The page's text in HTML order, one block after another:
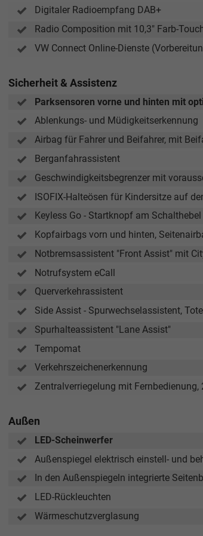
Digitaler Radioempfang DAB+
Radio Composition mit 10,3" Farb-
VW Connect Online-Dienste
Sicherheit & Assistenz
Parksensoren vorne und hinten mit
Ablenkungs- und Müdigkeitserkennung
Airbag für Fahrer und Beifahrer, mit
Berganfahrassistent
Geschwindigkeitsbegrenzer mit
ISOFIX-Halteösen für Kindersitze auf
Keyless Go - Startknopf am Schalthebel
Kopfairbags vorn und hinten,
Notbremsassistent "Front Assist" mit
Notrufsystem eCall
Querverkehrassistent
Side Assist - Spurwechselassistent,
Spurhalteassistent "Lane Assist"
Tempomat
Verkehrszeichenerkennung
Zentralverriegelung mit Fernbedienung,
Außen
LED-Scheinwerfer
Außenspiegel elektrisch einstell- und
In den Außenspiegeln integrierte
LED-Rückleuchten
Wärmeschutzverglasung
Verkauf
Tel. 04181/2176-24
schael@take-your-car.de